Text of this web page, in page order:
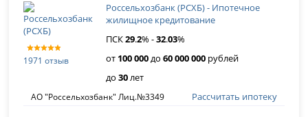
1971 отзыв
Россельхозбанк (РСХБ) - Ипотечное
жилищное кредитование
ПСК29.2% -32.03%
от 100 000до60 000 000 рублей
до30лет
АО "Россельхозбанк" Лиц.№3349 Рассчитать ипотеку